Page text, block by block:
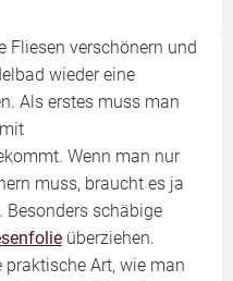
Fliesen verschönern und
wieder eine
Als erstes muss man
Wenn man nur
muss, braucht es ja
schäbige
überziehen.
praktische Art, wie man